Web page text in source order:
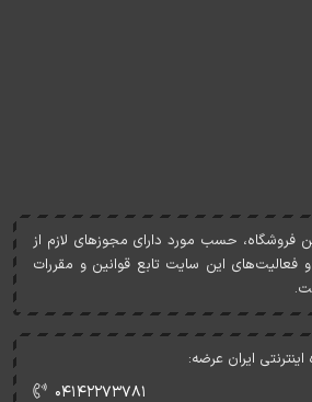
فروشگاه، حسب مورد دارای مجوزهای لازم از
فعاليت‌های اين سايت تابع قوانين و مقررات
ایران عرضه:
۰۴۱۴۲۲۷۳۷۸۱